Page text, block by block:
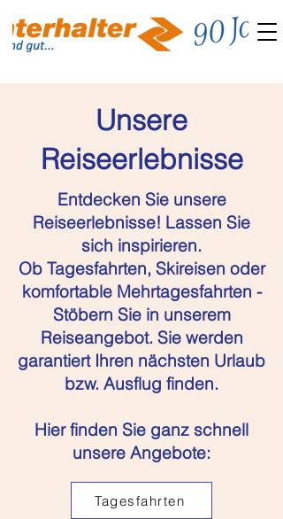
Unsere
Reiseerlebnisse
Entdecken Sie unsere
Reiseerlebnisse! Lassen Sie
sich inspirieren.
Ob Tagesfahrten, Skireisen oder
komfortable Mehrtagesfahrten -
Stöbern Sie in unserem
Reiseangebot. Sie werden
garantiert Ihren nächsten Urlaub
bzw. Ausflug finden.
Hier finden Sie ganz schnell
unsere Angebote:
Tagesfahrten